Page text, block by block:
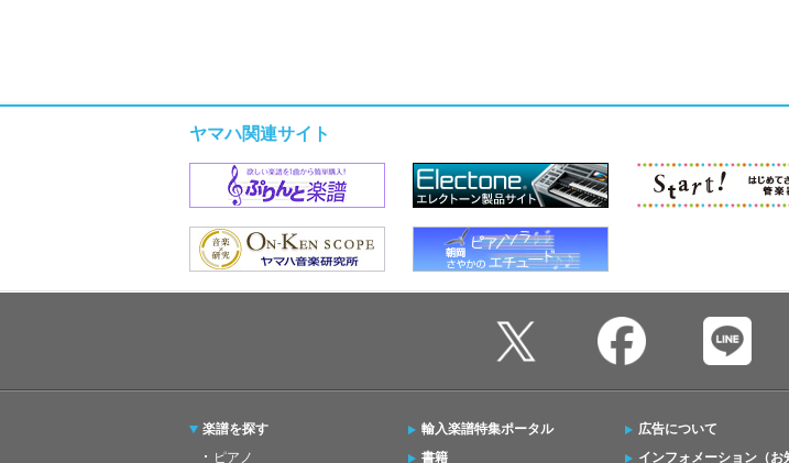
ヤマハ関連サイト
楽譜を探す
ピアノ
輸入楽譜特集ポータル
書籍
広告について
インフォメーション（お